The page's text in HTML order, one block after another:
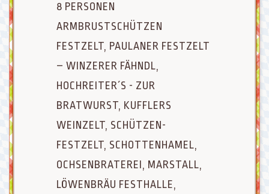
8 PERSONEN
ARMBRUSTSCHÜTZEN
FESTZELT, PAULANER FESTZELT
– WINZERER FÄHNDL,
HOCHREITER´S - ZUR
BRATWURST, KUFFLERS
WEINZELT, SCHÜTZEN-
FESTZELT, SCHOTTENHAMEL,
OCHSENBRATEREI, MARSTALL,
LÖWENBRÄU FESTHALLE,